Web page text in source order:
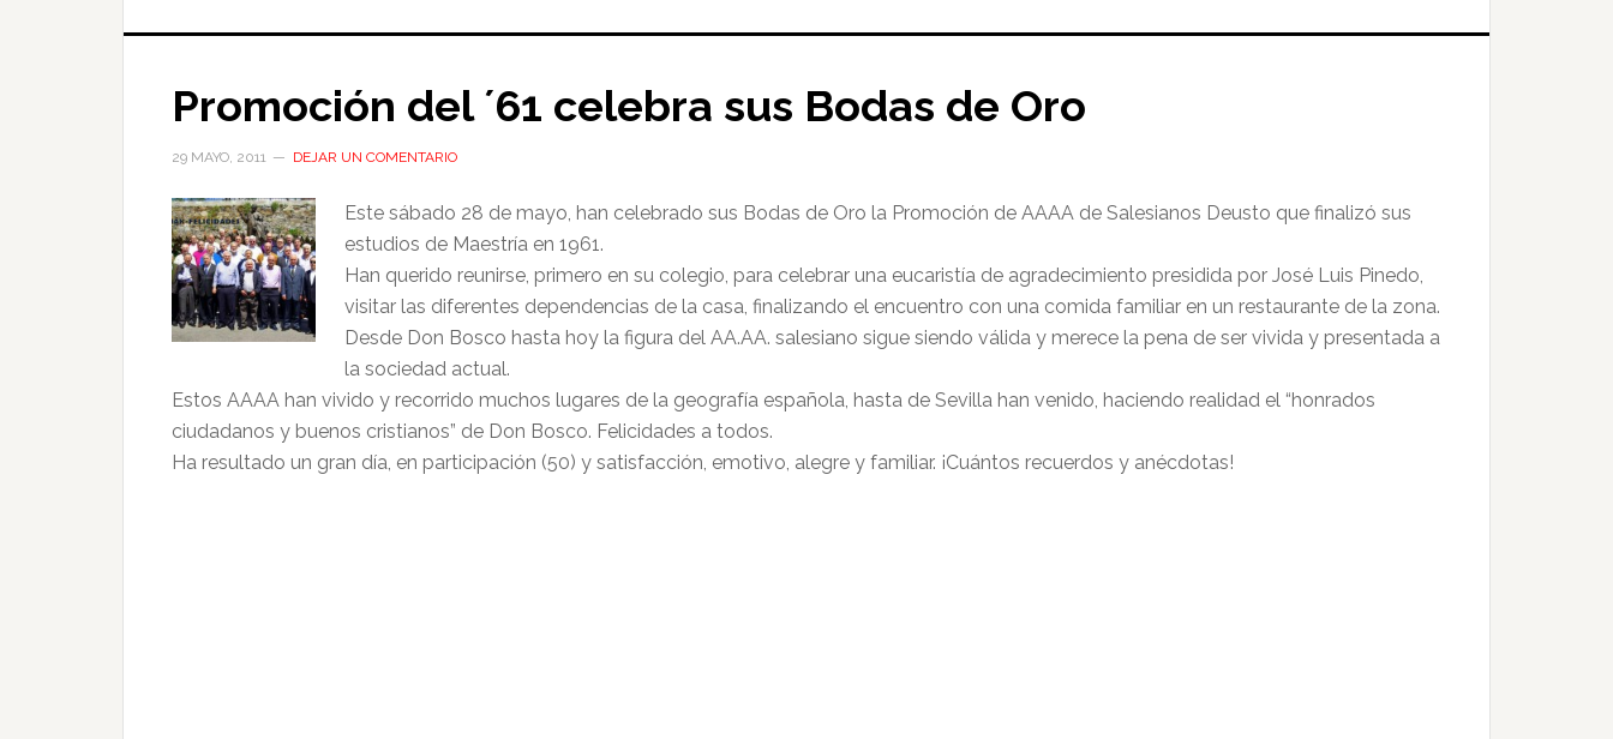
Promoción del ´61 celebra sus Bodas de Oro
29 MAYO, 2011 DEJAR UN COMENTARIO
Este sábado 28 de mayo, han celebrado sus Bodas de Oro la Promoción de AAAA de Salesianos Deusto que finalizó sus
estudios de Maestría en 1961.
Han querido reunirse, primero en su colegio, para celebrar una eucaristía de agradecimiento presidida por José Luis Pinedo,
visitar las diferentes dependencias de la casa, finalizando el encuentro con una comida familiar en un restaurante de la zona.
Desde Don Bosco hasta hoy la figura del AA.AA. salesiano sigue siendo válida y merece la pena de ser vivida y presentada a
la sociedad actual.
Estos AAAA han vivido y recorrido muchos lugares de la geografía española, hasta de Sevilla han venido, haciendo realidad el “honrados
ciudadanos y buenos cristianos” de Don Bosco. Felicidades a todos.
Ha resultado un gran día, en participación (50) y satisfacción, emotivo, alegre y familiar. ¡Cuántos recuerdos y anécdotas!